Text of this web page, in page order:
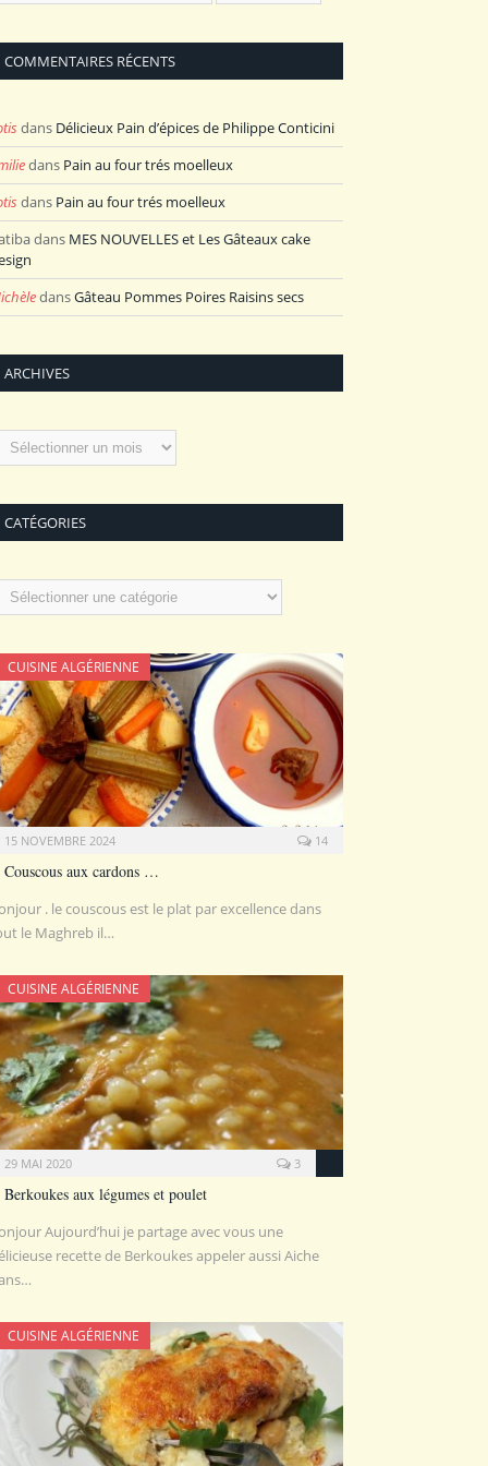
COMMENTAIRES RÉCENTS
dans Délicieux Pain d’épices de Philippe Conticini
dans Pain au four trés moelleux
dans Pain au four trés moelleux
dans MES NOUVELLES et Les Gâteaux cake
dansGâteau Pommes Poires Raisins secs
ARCHIVES
CATÉGORIES
CUISINE ALGÉRIENNE
15 NOVEMBRE 2024 14
Couscous aux cardons …
. le couscous est le plat par excellence dans
le Maghreb il…
CUISINE ALGÉRIENNE
29 MAI 2020 3
Berkoukes aux légumes et poulet
Aujourd’hui je partage avec vous une
recette de Berkoukes appeler aussi Aiche
CUISINE ALGÉRIENNE